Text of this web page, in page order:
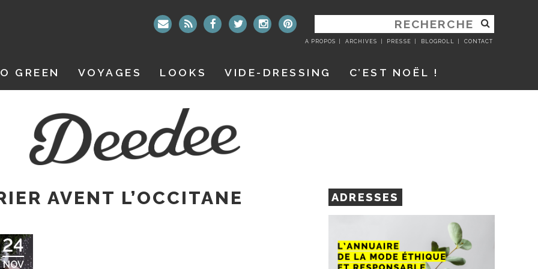
RECHERCHER
:
A PROPOS ARCHIVES PRESSE BLOGROLL CONTACT
GREEN VOYAGES LOOKS VIDE-DRESSING C’EST NOËL !
AVENT L’OCCITANE
24
NOV
ADRESSES